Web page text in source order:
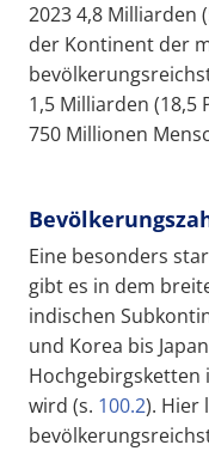
2023 4,8 Milliarden
der Kontinent der
1,5 Milliarden
750 Millionen
Eine besonders
gibt es in dem
indischen
und Korea bis
Hochgebirgsketten
wird (s. 100.2). Hier